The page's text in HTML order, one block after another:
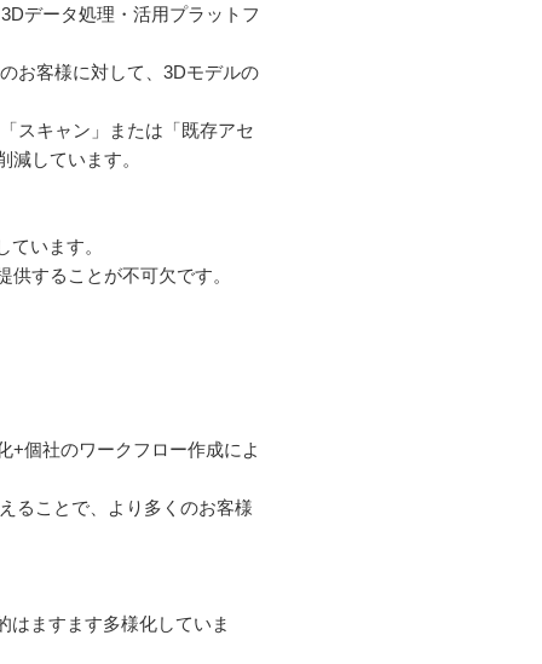
データ処理・活用プラットフ
お客様に対して、3Dモデルの
スキャン」または「既存アセ
しています。
います。
することが不可欠です。
+個社のワークフロー作成によ
ることで、より多くのお客様
はますます多様化していま